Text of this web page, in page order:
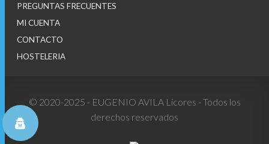
PREGUNTAS FRECUENTES
MI CUENTA
CONTACTO
HOSTELERIA
© 2020-2025 - EUGENIO AVILA Licores - Todos los
derechos reservados